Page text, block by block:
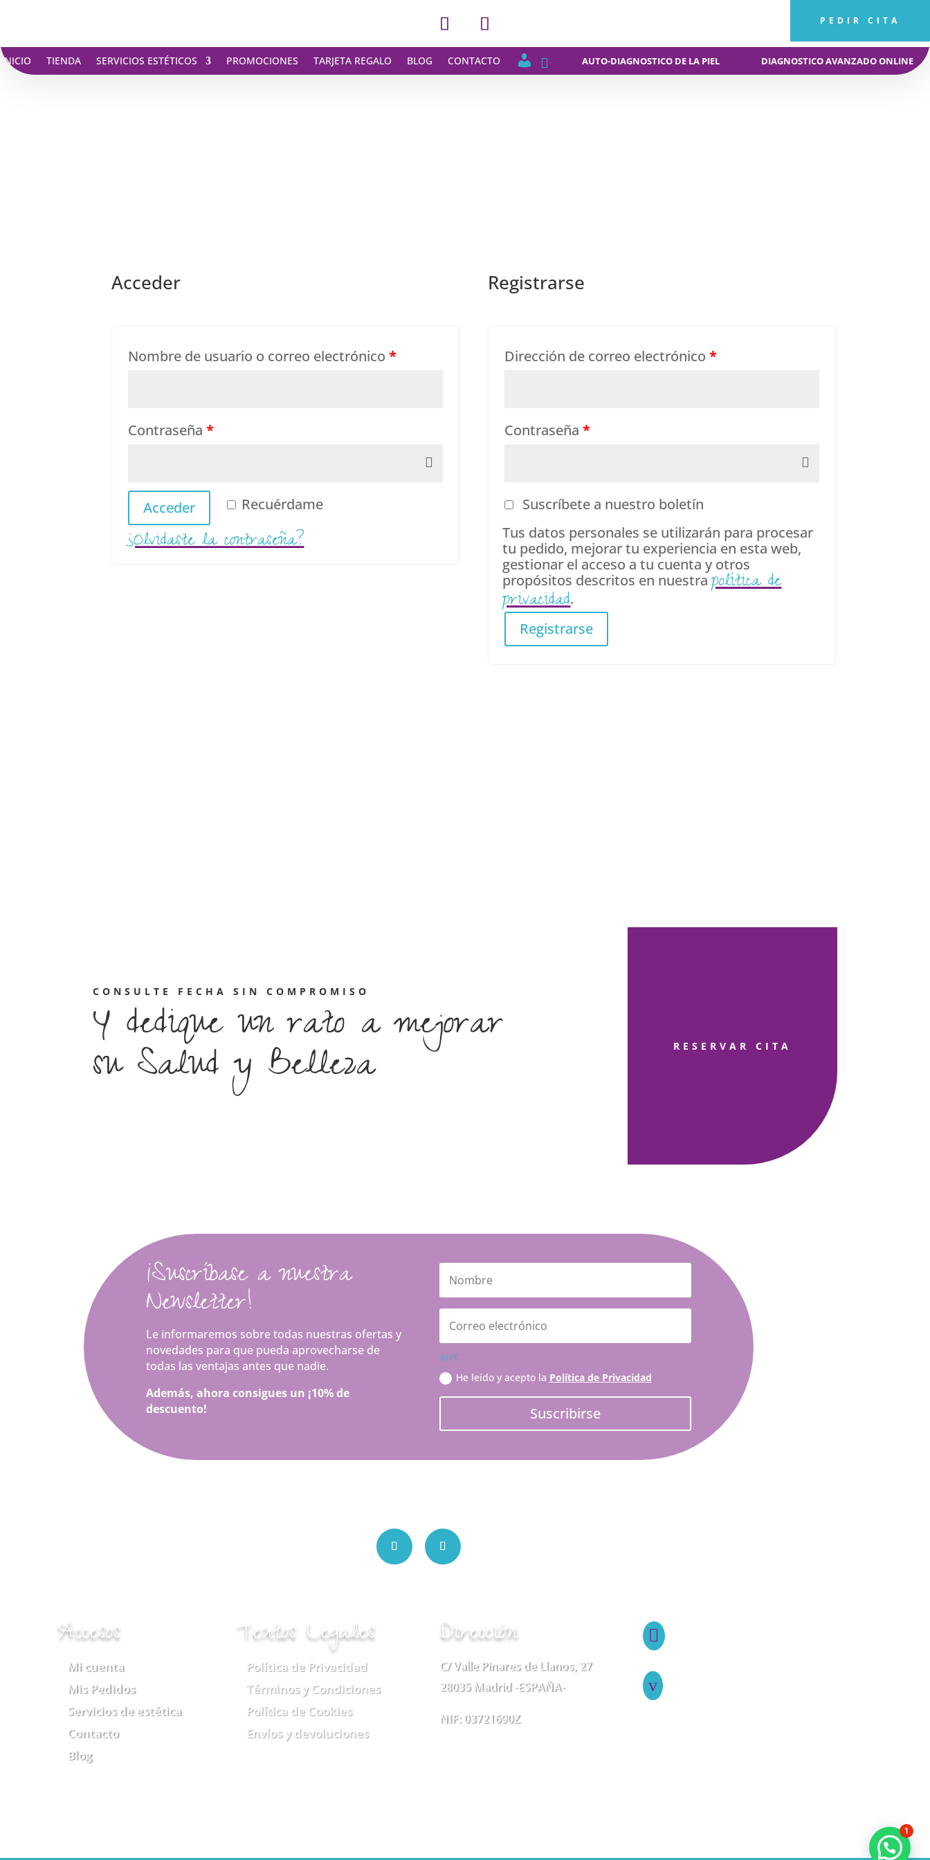
PEDIR CITA
INICIO TIENDA SERVICIOS ESTÉTICOS PROMOCIONES TARJETA REGALO BLOG CONTACTO
C
AUTO-DIAGNOSTICO DE LA PIEL DIAGNOSTICO AVANZADO ONLINE
Acceder
Nombre de usuario o correo electrónico*
Contraseña*
Recuérdame
Acceder
¿Olvidaste la contraseña?
Registrarse
Dirección de correo electrónico*
Contraseña*
Suscríbete a nuestro boletín
Tus datos personales se utilizarán para procesar
tu pedido, mejorar tu experiencia en esta web,
gestionar el acceso a tu cuenta y otros
propósitos descritos en nuestrapolítica de
privacidad.
Registrarse
CONSULTE FECHA SIN COMPROMISO
Y dedique un rato a mejorar
su Salud y Belleza RESERVAR CITA
¡Suscríbase a nuestra
Newsletter!
Le informaremos sobre todas nuestras ofertas y
novedades para que pueda aprovecharse de
todas las ventajas antes que nadie.
Además, ahora consigues un ¡10% de
descuento!
GDPR
He leído y acepto la Política de Privacidad
Suscribirse
Accesos
Mi cuenta
Mis Pedidos
Servicios de estética
Contacto
Blog
Textos Legales
Política de Privacidad
Términos y Condiciones
Política de Cookies
Envíos y devoluciones
Dirección
C/ Valle Pinares de Llanos, 27
28035 Madrid -ESPAÑA-
NIF: 03721690Z

v
1